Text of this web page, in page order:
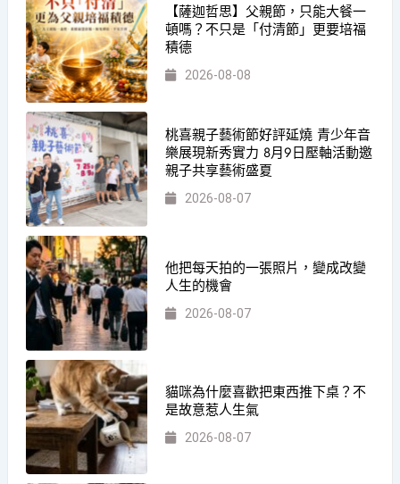
【薩迦哲思】父親節，只能大餐一
頓嗎？不只是「付清節」更要培福
積德
2026-08-08
桃喜親子藝術節好評延燒 青少年音
樂展現新秀實力 8月9日壓軸活動邀
親子共享藝術盛夏
2026-08-07
他把每天拍的一張照片，變成改變
人生的機會
2026-08-07
貓咪為什麼喜歡把東西推下桌？不
是故意惹人生氣
2026-08-07